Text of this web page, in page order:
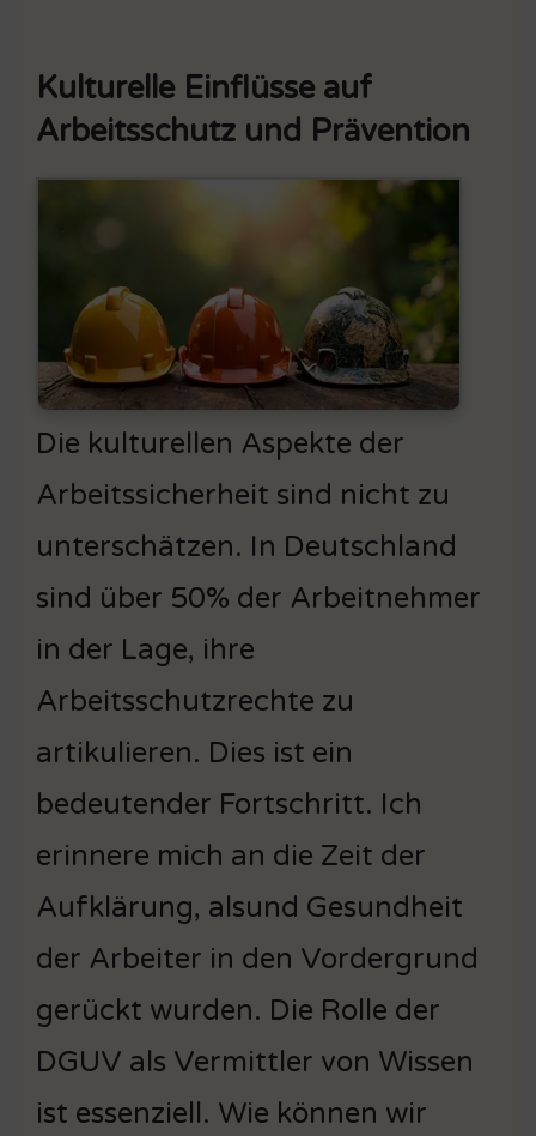
Kulturelle Einflüsse auf
Arbeitsschutz und Prävention
Die kulturellen Aspekte der
Arbeitssicherheit sind nicht zu
unterschätzen. In Deutschland
sind über 50% der Arbeitnehmer
in der Lage, ihre
Arbeitsschutzrechte zu
artikulieren. Dies ist ein
bedeutender Fortschritt. Ich
erinnere mich an die Zeit der
Aufklärung, alsund Gesundheit
der Arbeiter in den Vordergrund
gerückt wurden. Die Rolle der
DGUV als Vermittler von Wissen
ist essenziell. Wie können wir